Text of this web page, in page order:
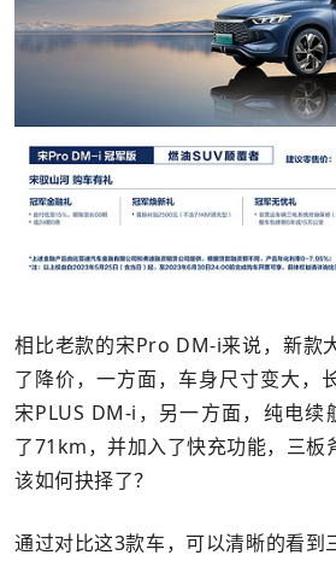
相比老款的宋Pro DM-i来说，新款
了降价，一方面，车身尺寸变大，
宋PLUS DM-i，另一方面，纯电续
了71km，并加入了快充功能，三板
该如何抉择了？
通过对比这3款车，可以清晰的看到